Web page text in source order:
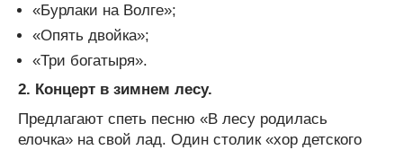
«Бурлаки на Волге»;
«Опять двойка»;
«Три богатыря».
2. Концерт в зимнем лесу.
Предлагают спеть песню «В лесу родилась
елочка» на свой лад. Один столик «хор детского